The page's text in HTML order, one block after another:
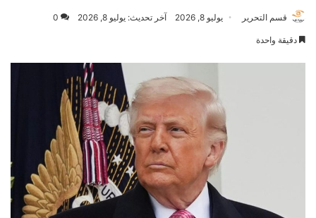
قسم التحرير يوليو 8, 2026 آخر تحديث: يوليو 8, 2026 0
دقيقة واحدة